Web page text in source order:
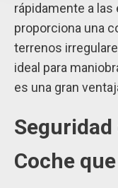
rápidamente a
proporciona una
terrenos
ideal para
es una gran
Seguridad
Coche